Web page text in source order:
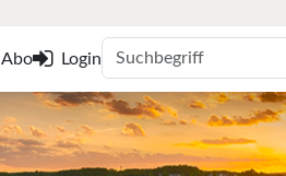
Abo Login